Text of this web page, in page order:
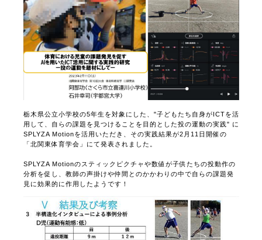
◆公立小学校での実践と研究発表
用して、自らの課題を見つけることを目的とした投の運動の実践" に
SPLYZA Motionを活用いただき、その実践結果が2月11日開催の
「北関東体育学会」にて発表されました。